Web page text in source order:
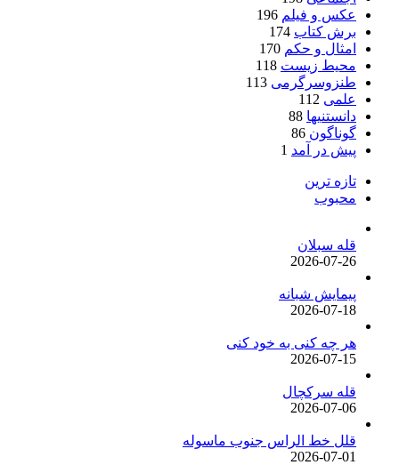
عکس و فیلم 196
برش کتاب 174
امثال و حکم 170
محیط زیست 118
طنزوسرگرمی 113
علمی 112
دانستنیها 88
گوناگون 86
پیش در آمد 1
تازه ترین
محبوب
قله سبلان
2026-07-26
پیمایش شبانه
2026-07-18
هر چه کنی به خود کنی
2026-07-15
قله سرکچال
2026-07-06
قلل خط الراس جنوب ماسوله
2026-07-01